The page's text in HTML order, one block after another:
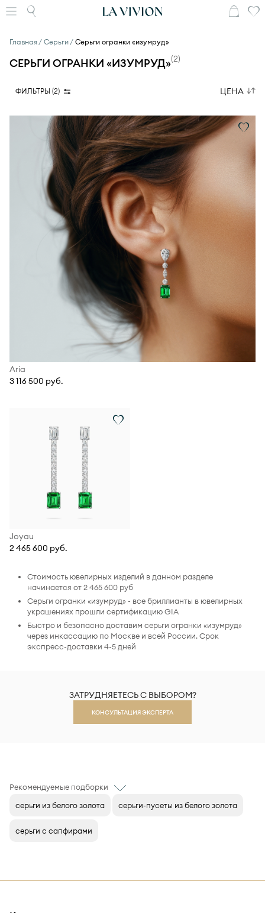
Главная Серьги Серьги огранки «изумруд»
СЕРЬГИ ОГРАНКИ «ИЗУМРУД»(2)
ФИЛЬТРЫ (2) ЦЕНА
Aria
3 116 500 руб.
Joyau
2 465 600 руб.
Стоимость ювелирных изделий в данном разделе
начинается от 2 465 600 руб
Серьги огранки «изумруд» - все бриллианты в ювелирных
украшениях прошли сертификацию GIA
Быстро и безопасно доставим серьги огранки «изумруд»
через инкассацию по Москве и всей России. Срок
экспресс-доставки 4-5 дней
ЗАТРУДНЯЕТЕСЬ С ВЫБОРОМ?
КОНСУЛЬТАЦИЯ ЭКСПЕРТА
Рекомендуемые подборки
серьги из белого золота
серьги-пусеты из белого золота
серьги с сапфирами